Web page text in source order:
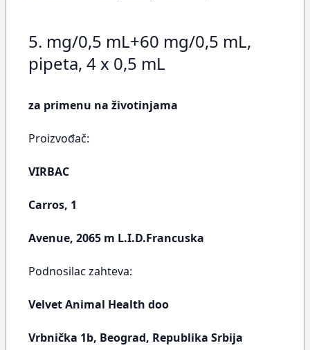
5. mg/0,5 mL+60 mg/0,5 mL,
pipeta, 4 x 0,5 mL
za primenu na životinjama
Proizvođač:
VIRBAC
Carros, 1
Avenue, 2065 m L.I.D.Francuska
Podnosilac zahteva:
Velvet Animal Health doo
Vrbnička 1b, Beograd, Republika Srbija